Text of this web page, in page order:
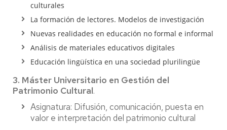
culturales
La formación de lectores. Modelos de investigación
Nuevas realidades en educación no formal e informal
Análisis de materiales educativos digitales
Educación lingüística en una sociedad plurilingüe
3. Máster Universitario en Gestión del
Patrimonio Cultural.
Asignatura: Difusión, comunicación, puesta en
valor e interpretación del patrimonio cultural